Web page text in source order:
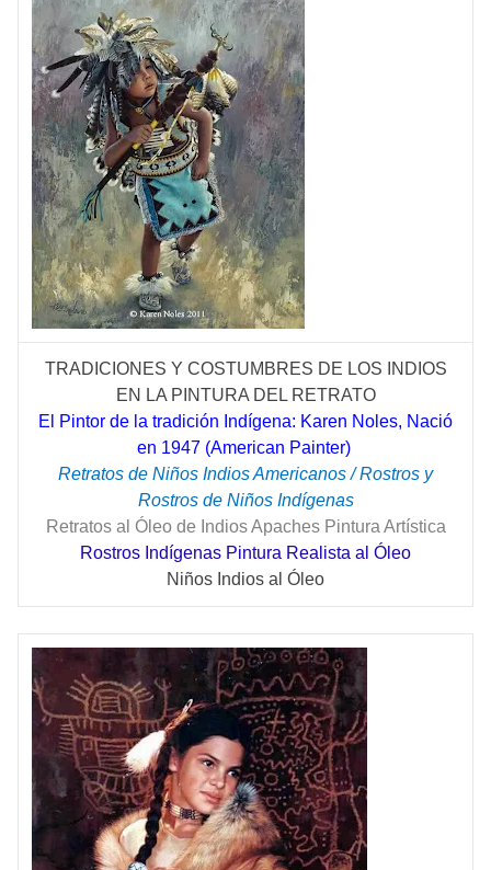
TRADICIONES Y COSTUMBRES DE LOS INDIOS
EN LA PINTURA DEL RETRATO
El Pintor de la tradición Indígena: Karen Noles, Nació
en 1947 (American Painter)
Retratos de Niños Indios Americanos / Rostros y
Rostros de Niños Indígenas
Retratos al Óleo de Indios Apaches Pintura Artística
Rostros Indígenas Pintura Realista al Óleo
Niños Indios al Óleo